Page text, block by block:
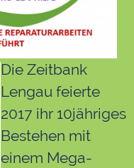
Die Zeitbank
Lengau feierte
2017 ihr 10jähriges
Bestehen mit
einem Mega-